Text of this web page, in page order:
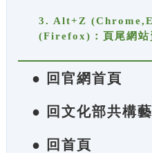
3. Alt+Z
(Firefox)：頁尾網站
● 回官網首頁
● 回文化部共構
● 回首頁